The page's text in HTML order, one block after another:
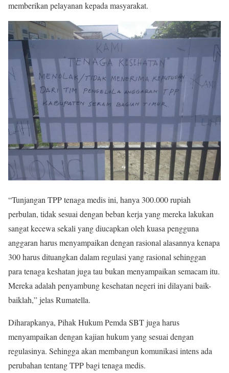
memberikan pelayanan kepada masyarakat.
“Tunjangan TPP tenaga medis ini, hanya 300.000 rupiah
perbulan, tidak sesuai dengan beban kerja yang mereka lakukan
sangat kecewa sekali yang diucapkan oleh kuasa pengguna
anggaran harus menyampaikan dengan rasional alasannya kenapa
300 harus dituangkan dalam regulasi yang rasional sehinggan
para tenaga keshatan juga tau bukan menyampaikan semacam itu.
Mereka adalah penyambung kesehatan negeri ini dilayani baik-
baiklah,” jelas Rumatella.
Diharapkanya, Pihak Hukum Pemda SBT juga harus
menyampaikan dengan kajian hukum yang sesuai dengan
regulasinya. Sehingga akan membangun komunikasi intens ada
perubahan tentang TPP bagi tenaga medis.